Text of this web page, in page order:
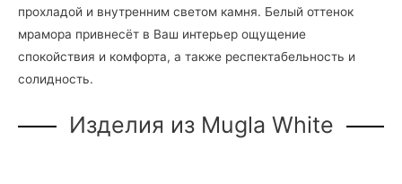
прохладой и внутренним светом камня. Белый оттенок
мрамора привнесёт в Ваш интерьер ощущение
спокойствия и комфорта, а также респектабельность и
солидность.
Изделия из Mugla White